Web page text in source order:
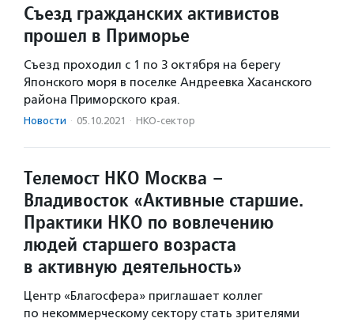
Съезд гражданских активистов
прошел в Приморье
Съезд проходил с 1 по 3 октября на берегу
Японского моря в поселке Андреевка Хасанского
района Приморского края.
Новости · 05.10.2021 · НКО-сектор
Телемост НКО Москва –
Владивосток «Активные старшие.
Практики НКО по вовлечению
людей старшего возраста
в активную деятельность»
Центр «Благосфера» приглашает коллег
по некоммерческому сектору стать зрителями